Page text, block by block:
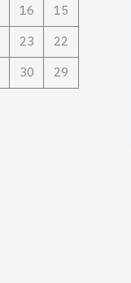
15
16
22
23
29
30